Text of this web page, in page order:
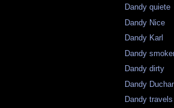
Dandy quiete
Dandy Nice
Dandy Karl
Dandy
Dandy dirty
Dandy
Dandy travels